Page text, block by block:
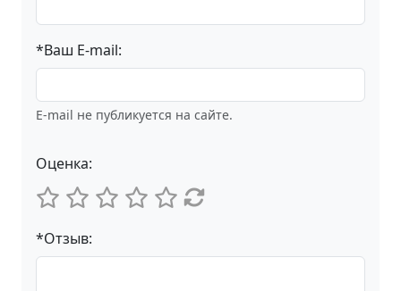
*Ваш E-mail:
E-mail не публикуется на сайте.
Оценка:
*Отзыв: